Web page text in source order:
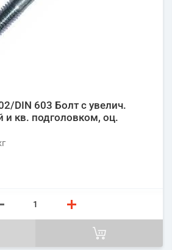
DIN 603 Болт с увелич.
и кв. подголовком, оц.